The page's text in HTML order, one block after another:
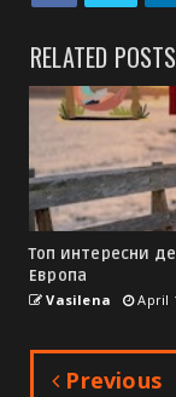
RELATED POSTS
Топ интересни
Европа
Vasilena April
Previous